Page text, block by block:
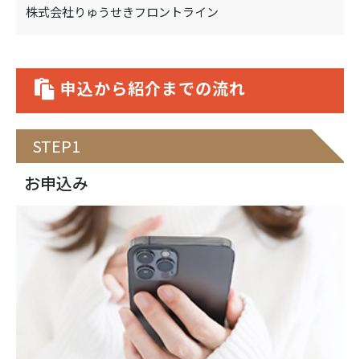
株式会社りゅうせきフロントライン
申込から紹介までの流れ
STEP1
お申込み